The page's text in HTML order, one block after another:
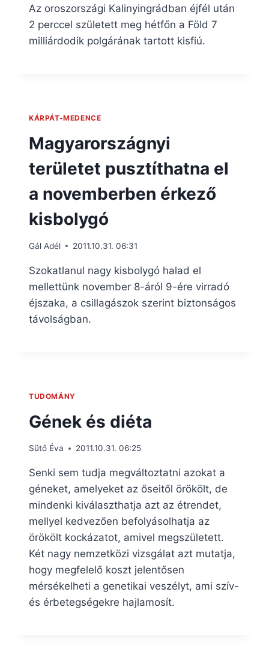
Az oroszországi Kalinyingrádban éjfél után
2 perccel született meg hétfőn a Föld 7
milliárdodik polgárának tartott kisfiú.
KÁRPÁT-MEDENCE
Magyarországnyi
területet pusztíthatna el
a novemberben érkező
kisbolygó
Gál Adél 2011.10.31. 06:31
Szokatlanul nagy kisbolygó halad el
mellettünk november 8-áról 9-ére virradó
éjszaka, a csillagászok szerint biztonságos
távolságban.
TUDOMÁNY
Gének és diéta
Sütő Éva 2011.10.31. 06:25
Senki sem tudja megváltoztatni azokat a
géneket, amelyeket az őseitől örökölt, de
mindenki kiválaszthatja azt az étrendet,
mellyel kedvezően befolyásolhatja az
örökölt kockázatot, amivel megszületett.
Két nagy nemzetközi vizsgálat azt mutatja,
hogy megfelelő koszt jelentősen
mérsékelheti a genetikai veszélyt, ami szív-
és érbetegségekre hajlamosít.